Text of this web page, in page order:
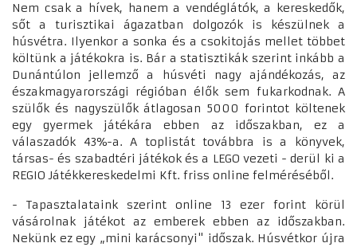
Nem csak a hívek, hanem a vendéglátók, a kereskedők,
sőt a turisztikai ágazatban dolgozók is készülnek a
húsvétra. Ilyenkor a sonka és a csokitojás mellet többet
költünk a játékokra is. Bár a statisztikák szerint inkább a
Dunántúlon jellemző a húsvéti nagy ajándékozás, az
északmagyarországi régióban élők sem fukarkodnak. A
szülők és nagyszülők átlagosan 5000 forintot költenek
egy gyermek játékára ebben az időszakban, ez a
válaszadók 43%-a. A toplistát továbbra is a könyvek,
társas- és szabadtéri játékok és a LEGO vezeti - derül ki a
REGIO Játékkereskedelmi Kft. friss online felméréséből.
- Tapasztalataink szerint online 13 ezer forint körül
vásárolnak játékot az emberek ebben az időszakban.
Nekünk ez egy „mini karácsonyi" időszak. Húsvétkor újra